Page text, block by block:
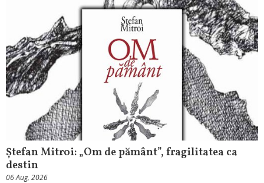
Ștefan Mitroi: „Om de pământ”, fragilitatea ca
destin
06 Aug, 2026